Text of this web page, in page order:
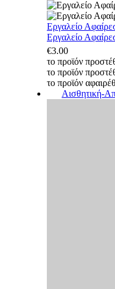
Εργαλείο
Εργαλείο
€3.00
το προϊόν
το προϊόν
το προϊόν
Αισθητική-